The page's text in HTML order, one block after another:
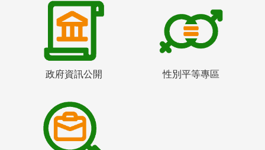
政府資訊公開 性別平等專區